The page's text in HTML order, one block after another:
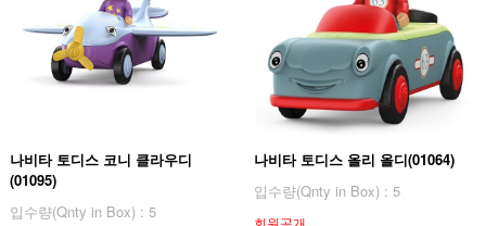
나비타 토디스 코니 클라우디
(01095)
입수량(Qnty in Box) : 5
나비타 토디스 올리 올디(01064)
입수량(Qnty in Box) : 5
회원공개